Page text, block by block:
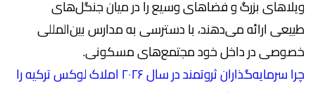
ویلاهای بزرگ و فضاهای وسیع را در میان جنگل‌های
طبیعی ارائه می‌دهند، با دسترسی به مدارس بین‌المللی
خصوصی در داخل خود مجتمع‌های مسکونی.
چرا سرمایه‌گذاران ثروتمند در سال ۲۰۲۶ املاک لوکس ترکیه را